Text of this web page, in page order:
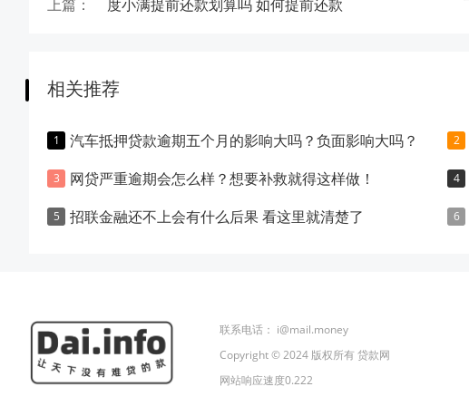
上篇： 度小满提前还款划算吗 如何提前还款
相关推荐
汽车抵押贷款逾期五个月的影响大吗？负面影响大吗？
网贷严重逾期会怎么样？想要补救就得这样做！
招联金融还不上会有什么后果 看这里就清楚了
联系电话： i@mail.money
Copyright © 2024 版权所有 贷款网
网站响应速度0.222